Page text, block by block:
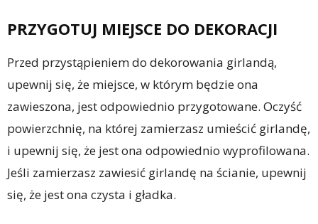
PRZYGOTUJ MIEJSCE DO DEKORACJI
Przed przystąpieniem do dekorowania girlandą,
upewnij się, że miejsce, w którym będzie ona
zawieszona, jest odpowiednio przygotowane. Oczyść
powierzchnię, na której zamierzasz umieścić girlandę,
i upewnij się, że jest ona odpowiednio wyprofilowana.
Jeśli zamierzasz zawiesić girlandę na ścianie, upewnij
się, że jest ona czysta i gładka.